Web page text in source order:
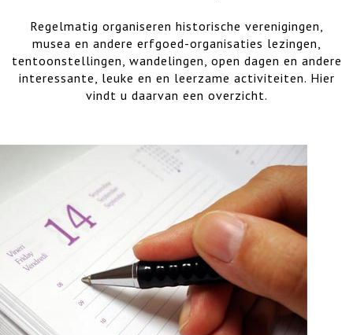
Regelmatig organiseren historische verenigingen,
musea en andere erfgoed-organisaties lezingen,
tentoonstellingen, wandelingen, open dagen en andere
interessante, leuke en en leerzame activiteiten. Hier
vindt u daarvan een overzicht.